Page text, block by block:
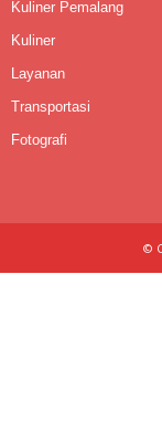
Kuliner Pemalang
Kuliner
Layanan
Transportasi
Fotografi
©